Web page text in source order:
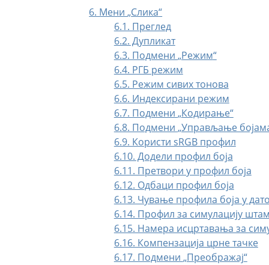
6. Мени„Слика“
6.1. Преглед
6.2. Дупликат
6.3. Подмени „Режим“
6.4. РГБ режим
6.5. Режим сивих тонова
6.6. Индексирани режим
6.7. Подмени „Кодирање“
6.8. Подмени „Управљање
6.9. Користи sRGB профил
6.10. Додели профил боја
6.11. Претвори у профил боја
6.12. Одбаци профил боја
6.13. Чување профила боја у
6.14. Профил за симулацију
6.15. Намера исцртавања за
6.16. Компензација црне тачке
6.17. Подмени „Преображај“